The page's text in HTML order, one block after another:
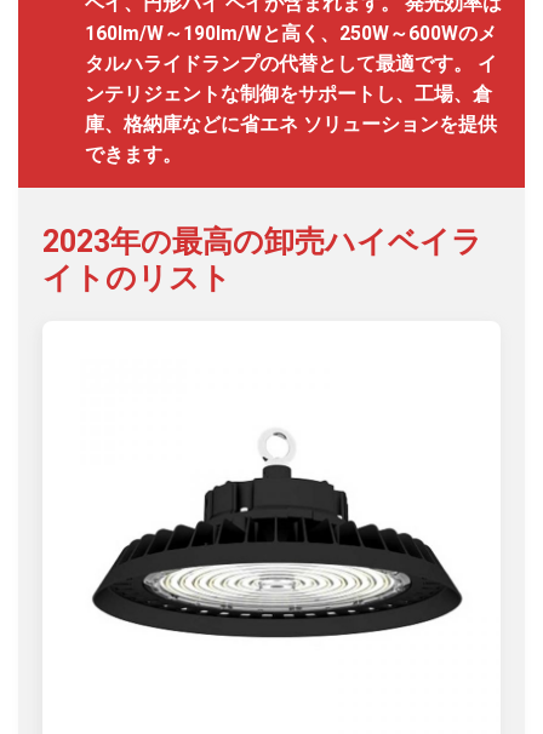
160lm/W～190lm/Wと高く、250W～600Wのメ
タルハライドランプの代替として最適です。 イ
ンテリジェントな制御をサポートし、工場、倉
庫、格納庫などに省エネ ソリューションを提供
できます。
2023年の最高の卸売ハイベイラ
イトのリスト